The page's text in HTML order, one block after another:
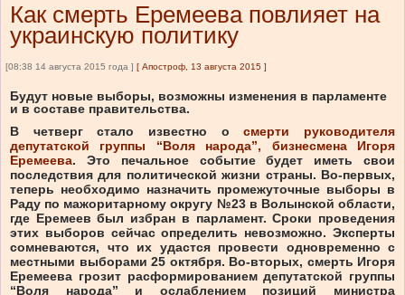
Как смерть Еремеева повлияет на
украинскую политику
[08:38 14 августа 2015 года ] [ Апостроф, 13 августа 2015 ]
Будут новые выборы, возможны изменения в парламенте
и в составе правительства.
В четверг стало известно осмерти руководителя
депутатской группы “Воля народа”, бизнесмена Игоря
Еремеева. Это печальное событие будет иметь свои
последствия для политической жизни страны. Во-первых,
теперь необходимо назначить промежуточные выборы в
Раду по мажоритарному округу №23 в Волынской области,
где Еремеев был избран в парламент. Сроки проведения
этих выборов сейчас определить невозможно. Эксперты
сомневаются, что их удастся провести одновременно с
местными выборами 25 октября. Во-вторых, смерть Игоря
Еремеева грозит расформированием депутатской группы
“Воля народа” и ослаблением позиций министра